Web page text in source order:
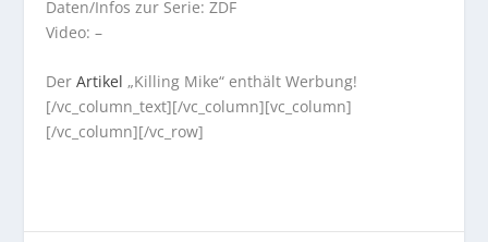
Daten/Infos zur Serie: ZDF
Video: –
DerArtikel „Killing Mike“ enthält Werbung!
[/vc_column_text][/vc_column][vc_column]
[/vc_column][/vc_row]